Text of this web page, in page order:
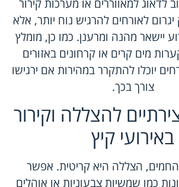
לדאוג למאווררים או מערכות קירור
לאורחים להרגיש נוח יותר, אלא
יישאר מהנה ומרענן. כמו כן, מומלץ
מים קרים או קרחונים באזורים
יוכלו להתקרר במהירות אם ירגישו
צורך בכך.
להצללה וקירור
באירועי קיץ
הצללה היא קריטית. אפשר
כמו שמשיות צבעוניות או אוהלים